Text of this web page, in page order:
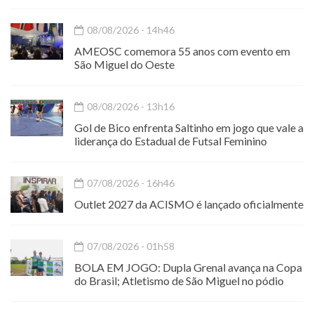
08/08/2026 - 14h46
AMEOSC comemora 55 anos com evento em
São Miguel do Oeste
08/08/2026 - 13h16
Gol de Bico enfrenta Saltinho em jogo que vale a
liderança do Estadual de Futsal Feminino
07/08/2026 - 16h46
Outlet 2027 da ACISMO é lançado oficialmente
07/08/2026 - 01h58
BOLA EM JOGO: Dupla Grenal avança na Copa
do Brasil; Atletismo de São Miguel no pódio